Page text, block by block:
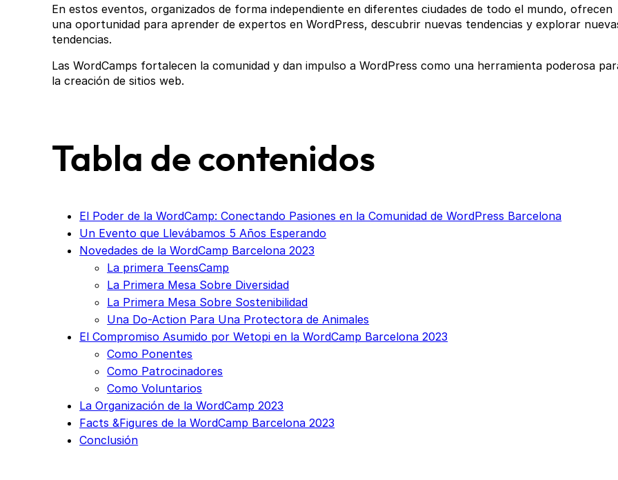
En estos eventos, organizados de forma independiente en diferentes ciudades de todo el mundo, ofrecen
una oportunidad para aprender de expertos en WordPress, descubrir nuevas tendencias y explorar
tendencias.
Las WordCamps fortalecen la comunidad y dan impulso a WordPress como una herramienta poderosa
la creación de sitios web.
Tabla de contenidos
El Poder de la WordCamp: Conectando Pasiones en la Comunidad de WordPress Barcelona
Un Evento que Llevábamos 5 Años Esperando
Novedades de la WordCamp Barcelona 2023
La primera TeensCamp
La Primera Mesa Sobre Diversidad
La Primera Mesa Sobre Sostenibilidad
Una Do-Action Para Una Protectora de Animales
El Compromiso Asumido por Wetopi en la WordCamp Barcelona 2023
Como Ponentes
Como Patrocinadores
Como Voluntarios
La Organización de la WordCamp 2023
Facts &Figures de la WordCamp Barcelona 2023
Conclusión